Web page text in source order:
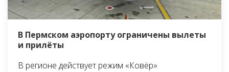
В Пермском аэропорту ограничены вылеты
и прилёты
В регионе действует режим «Ковёр»